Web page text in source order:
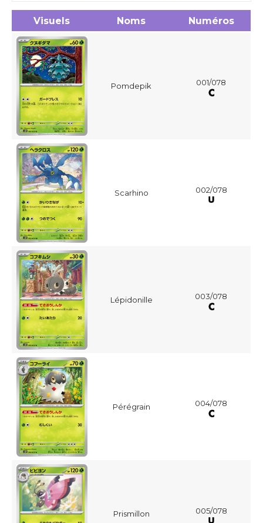
Visuels Noms Numéros
Pomdepik 001/078
Scarhino 002/078
Lépidonille 003/078
Pérégrain 004/078
Prismillon 005/078